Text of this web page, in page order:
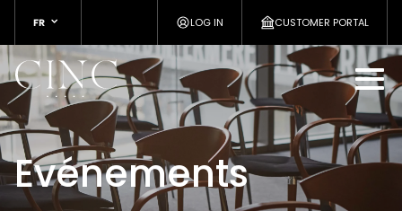
FR LOG IN CUSTOMER PORTAL
Evénements